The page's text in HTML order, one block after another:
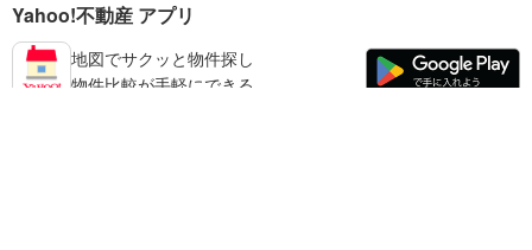
Yahoo!不動産 アプリ
地図でサクッと物件探し
物件比較が手軽にできる